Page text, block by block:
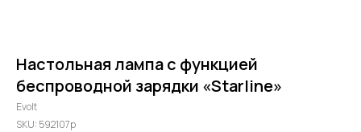
Настольная лампа с функцией
беспроводной зарядки «Starline»
Evolt
SKU: 592107p